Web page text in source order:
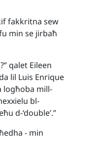
fakkritna sew
min se jirbaħ
qalet Eileen
lil Luis Enrique
logħoba mill-
bl-
d-‘double’.”
- min